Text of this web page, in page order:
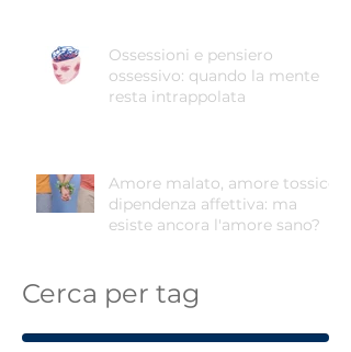
Ossessioni e pensiero
ossessivo: quando la mente
resta intrappolata
Amore malato, amore tossico,
dipendenza affettiva: ma
esiste ancora l'amore sano?
Cerca per tag